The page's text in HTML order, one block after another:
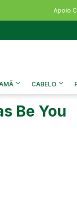
Apoio
CABELO
Be You